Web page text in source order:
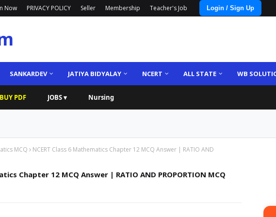
Now PRIVACY POLICY Seller Membership Teacher's Job Login / Sign Up
SANKARDEV JATIYA BIDYALAY NCERT ALL STATE WB
BUY PDF JOBS ▾ Nursing
MCQ
NCERT Class 6 Mathematics Chapter 12 MCQ Answer | RATIO AND
Chapter 12 MCQ Answer | RATIO AND PROPORTION MCQ